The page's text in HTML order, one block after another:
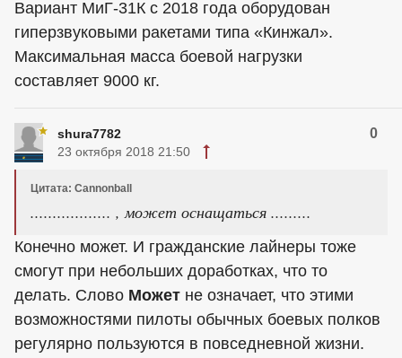
Вариант МиГ-31К с 2018 года оборудован
гиперзвуковыми ракетами типа «Кинжал».
Максимальная масса боевой нагрузки
составляет 9000 кг.
shura7782 0
23 октября 2018 21:50
Цитата: Cannonball
.................. , может оснащаться .........
Конечно может. И гражданские лайнеры тоже
смогут при небольших доработках, что то
делать. Слово Может не означает, что этими
возможностями пилоты обычных боевых полков
регулярно пользуются в повседневной жизни.